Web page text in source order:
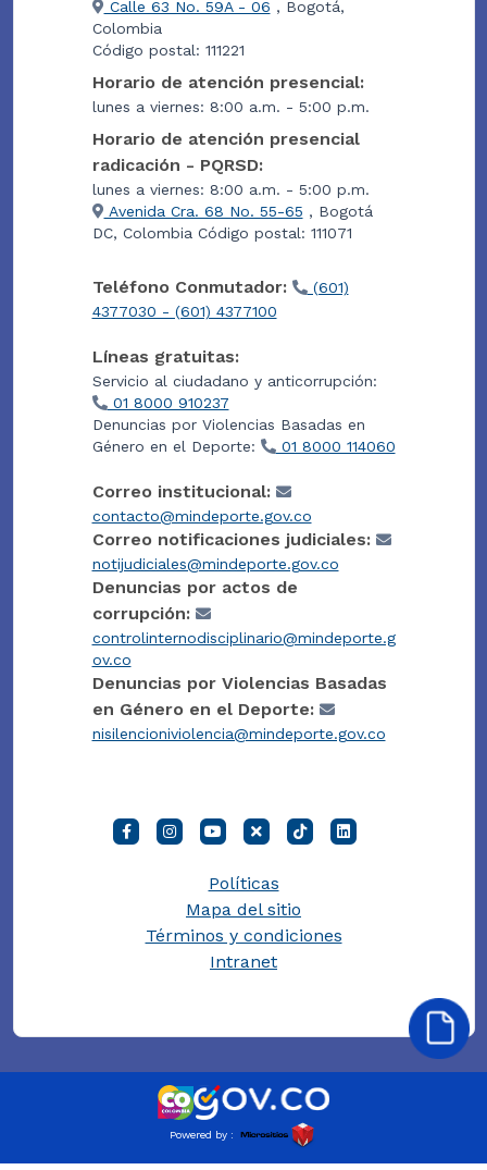
Calle 63 No. 59A - 06 , Bogotá,
Colombia
Código postal: 111221
Horario de atención presencial:
lunes a viernes: 8:00 a.m. - 5:00 p.m.
Horario de atención presencial
radicación - PQRSD:
lunes a viernes: 8:00 a.m. - 5:00 p.m.
Avenida Cra. 68 No. 55-65 , Bogotá
DC, Colombia Código postal: 111071
Teléfono Conmutador:
(601)
4377030 - (601) 4377100
Líneas gratuitas:
Servicio al ciudadano y anticorrupción:
01 8000 910237
Denuncias por Violencias Basadas en
Género en el Deporte:
01 8000 114060
Correo institucional:
contacto@mindeporte.gov.co
Correo notificaciones judiciales:
notijudiciales@mindeporte.gov.co
Denuncias por actos de
corrupción:
controlinternodisciplinario@mindeporte.g
ov.co
Denuncias por Violencias Basadas
en Género en el Deporte:
nisilencioniviolencia@mindeporte.gov.co
Políticas
Mapa del sitio
Términos y condiciones
Intranet
Powered by :